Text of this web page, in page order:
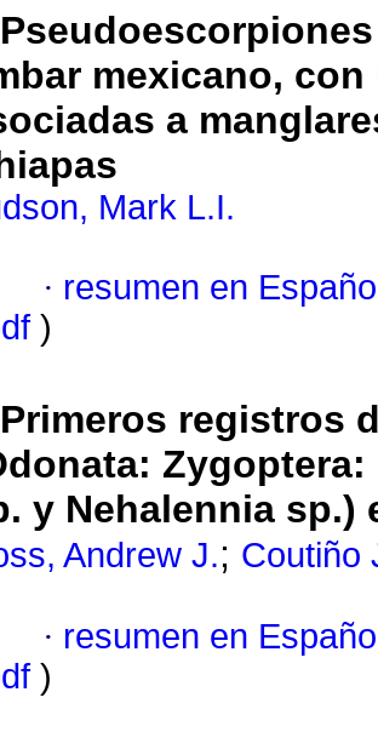
mexicano,
a
Mark L.I.
· resumen en
)
Primeros registros
y Nehalennia sp.)
Andrew J.; Coutiño
· resumen en
)